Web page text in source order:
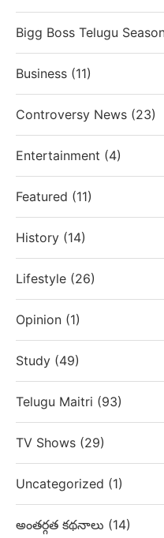
Bigg Boss Telugu
Business (11)
Controversy News (23)
Entertainment (4)
Featured (11)
History (14)
Lifestyle (26)
Opinion (1)
Study (49)
Telugu Maitri (93)
TV Shows (29)
Uncategorized (1)
అంతర్గత కథనాలు (14)